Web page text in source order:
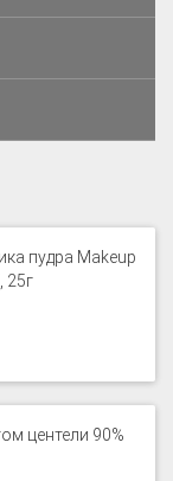
пудра Makeup
25г
центели 90%